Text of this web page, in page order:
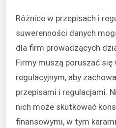
Różnice w przepisach i
suwerenności danych
dla firm prowadzących
Firmy muszą poruszać się
regulacyjnym, aby
przepisami i regulacjami.
nich może skutkować
finansowymi, w tym